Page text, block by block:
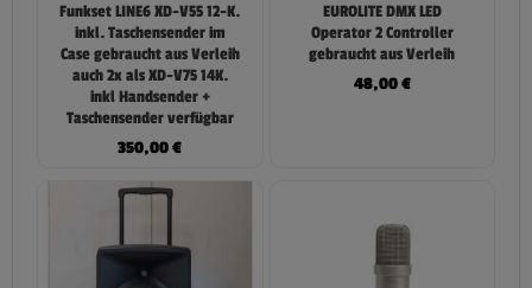
Funkset LINE6 XD-V55 12-K.
inkl. Taschensender im
Case gebraucht aus Verleih
auch 2x als XD-V75 14K.
inkl Handsender +
Taschensender verfügbar
350,00€
EUROLITE DMX LED
Operator 2 Controller
gebraucht aus Verleih
48,00€